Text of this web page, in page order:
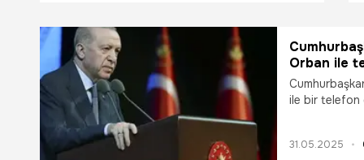
Orban ile
ile bir telefon
31.05.2025